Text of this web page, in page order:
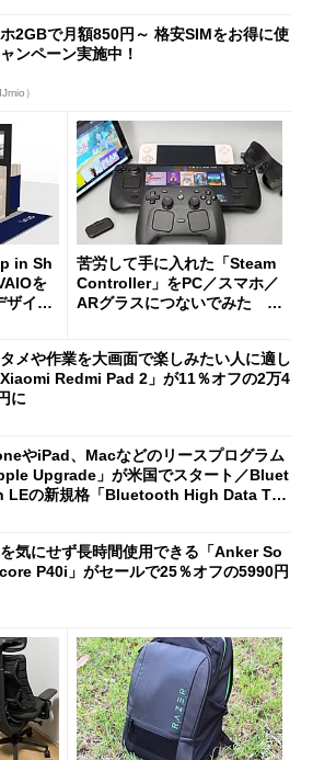
2GBで月額850円～ 格安SIMをお得に使
ンペーン実施中！
）
in Sh
を
イン
苦労して手に入れた「Steam
Controller」をPC／スマホ／
ARグラスにつないでみた ゲ
メや作業を大画面で楽しみたい人に適し
Redmi Pad 2」が11％オフの2万4
に
やiPad、Macなどのリースプログラム
Upgrade」が米国でスタート／Bluet
LEの新規格「Bluetooth High Data Thr
気にせず長時間使用できる「Anker So
P40i」がセールで25％オフの5990円